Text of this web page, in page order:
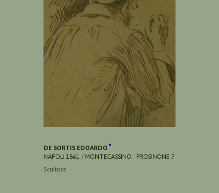
DE SORTIS EDOARDO
NAPOLI 1861 / MONTECASSINO - FROSINONE ?
Scultore